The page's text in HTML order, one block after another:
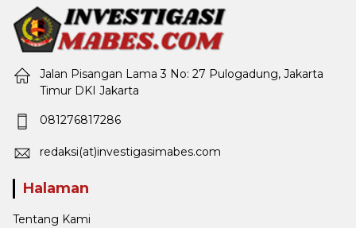
Jalan Pisangan Lama 3 No: 27 Pulogadung, Jakarta
Timur DKI Jakarta
081276817286
redaksi(at)investigasimabes.com
Halaman
Tentang Kami